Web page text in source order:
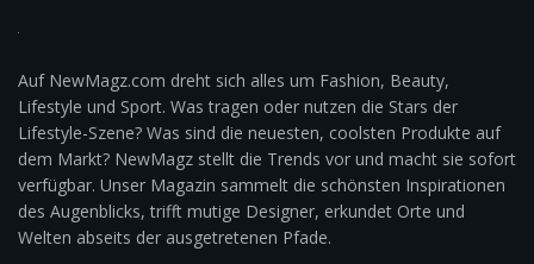
Auf NewMagz.com dreht sich alles um Fashion, Beauty,
Lifestyle und Sport. Was tragen oder nutzen die Stars der
Lifestyle-Szene? Was sind die neuesten, coolsten Produkte auf
dem Markt? NewMagz stellt die Trends vor und macht sie sofort
verfügbar. Unser Magazin sammelt die schönsten Inspirationen
des Augenblicks, trifft mutige Designer, erkundet Orte und
Welten abseits der ausgetretenen Pfade.